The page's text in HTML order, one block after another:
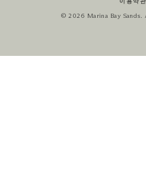
이용약관
© 2026 Marina Bay Sands.